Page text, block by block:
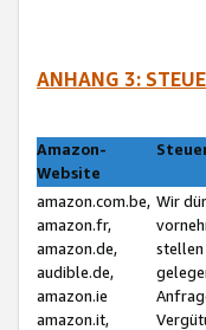
ANHANG 3:
Amazon-
Website
amazon.com.be,
amazon.fr,
amazon.de,
audible.de,
amazon.ie
amazon.it,
Wir
stellen